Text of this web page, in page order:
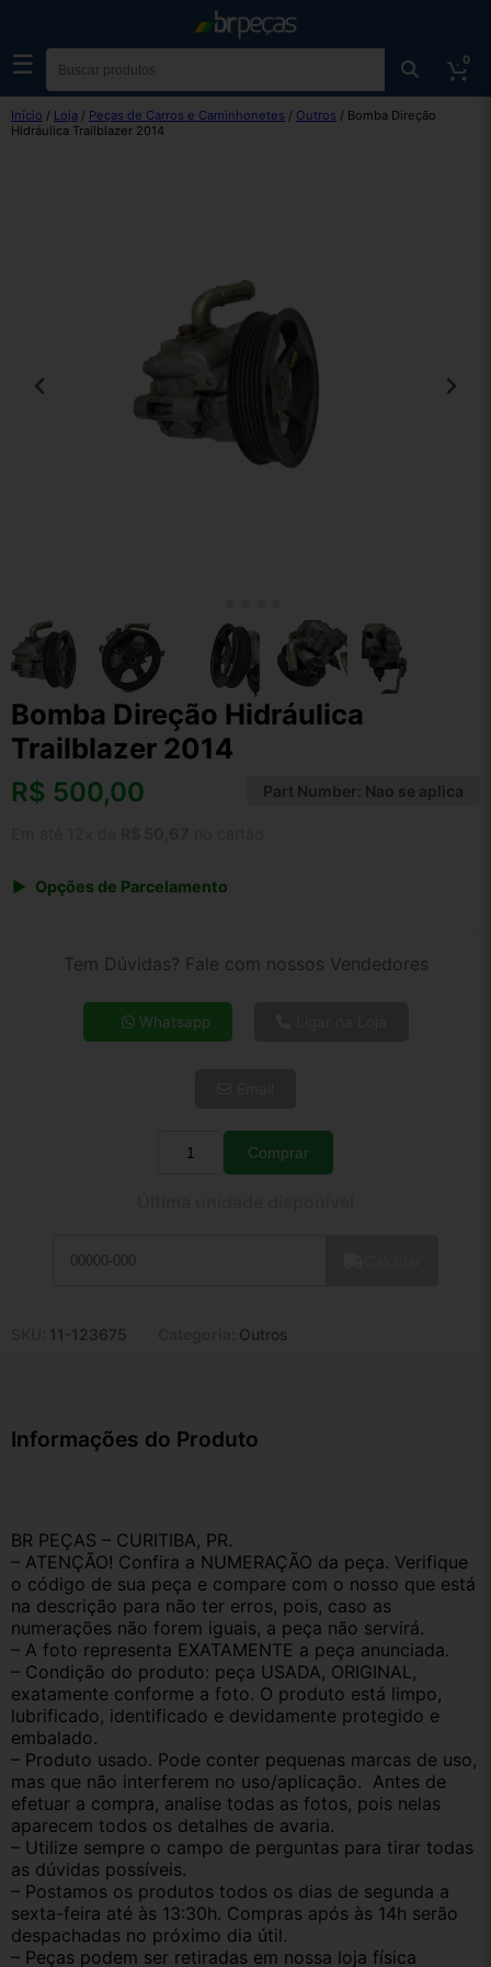
☰ 0
Início / Loja / Peças de Carros e Caminhonetes / Outros / Bomba Direção
Hidráulica Trailblazer 2014
Bomba Direção Hidráulica
Trailblazer 2014
R$ 500,00 Part Number: Nao se aplica
Opções de Parcelamento
4x de R$ 138,58
5x de R$ 112,31
Tem Dúvidas? Fale com nossos Vendedores
Whatsapp
Quantidade
Comprar
11-123675 Outros
Informações do Produto
BR PEÇAS – CURITIBA, PR.
– ATENÇÃO! Confira a NUMERAÇÃO da peça. Verifique
o código de sua peça e compare com o nosso que está
na descrição para não ter erros, pois, caso as
numerações não forem iguais, a peça não servirá.
– A foto representa EXATAMENTE a peça anunciada.
– Condição do produto: peça USADA, ORIGINAL,
exatamente conforme a foto. O produto está limpo,
lubrificado, identificado e devidamente protegido e
embalado.
– Produto usado. Pode conter pequenas marcas de uso,
mas que não interferem no uso/aplicação.  Antes de
efetuar a compra, analise todas as fotos, pois nelas
aparecem todos os detalhes de avaria.
– Utilize sempre o campo de perguntas para tirar todas
as dúvidas possíveis.
– Postamos os produtos todos os dias de segunda a
sexta-feira até às 13:30h. Compras após às 14h serão
despachadas no próximo dia útil.
– Peças podem ser retiradas em nossa loja física